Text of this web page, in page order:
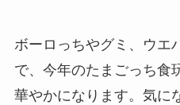
ボーロっちやグミ、ウエ
で、今年のたまごっち食
華やかになります。気に